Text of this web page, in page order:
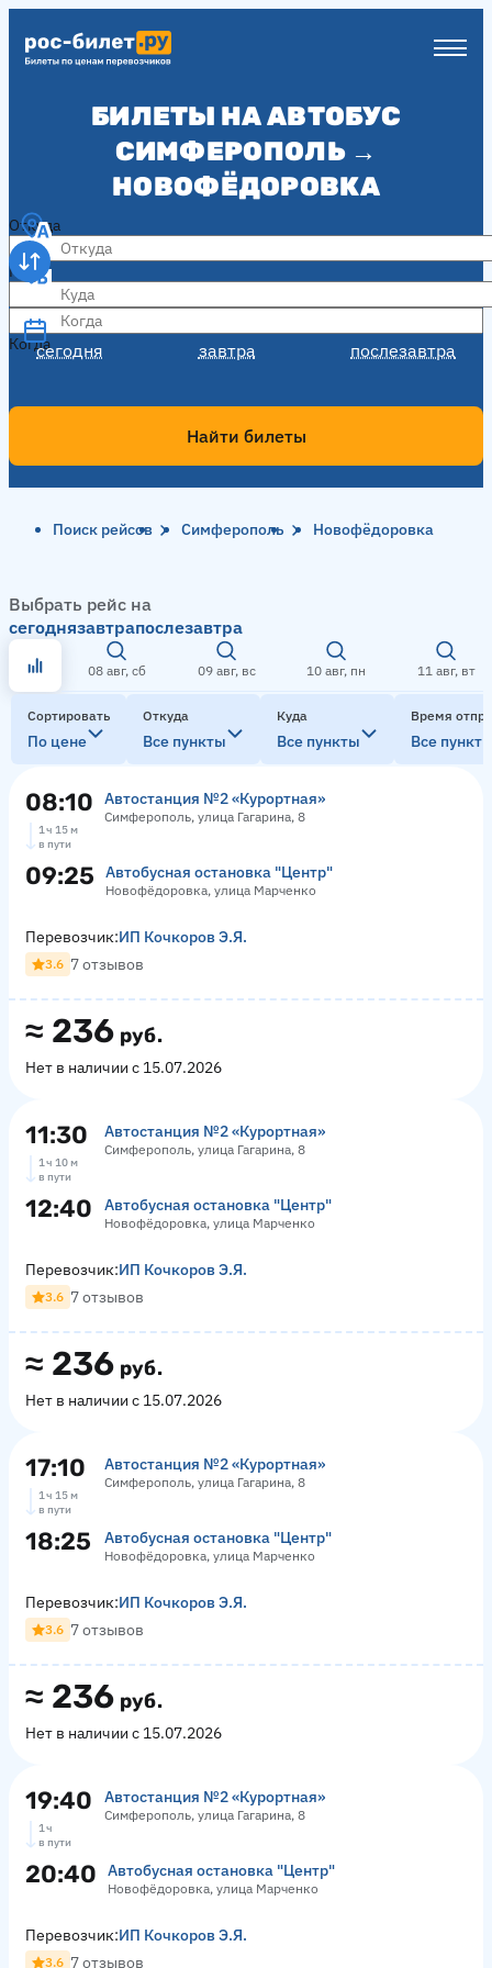
БИЛЕТЫ НА АВТОБУС
СИМФЕРОПОЛЬ →
НОВОФЁДОРОВКА
Откуда
Куда
Когда
сегодня завтра послезавтра
Когда
Найти билеты
Поиск рейсов Симферополь Новофёдоровка
Выбрать рейс на
сегоднязавтрапослезавтра
08 авг, сб 09 авг, вс 10 авг, пн 11 авг, вт
Сортировать
По цене
Откуда
Все пункты
Куда
Все пункты
Время
Все
08:10 Автостанция №2 «Курортная»
Симферополь, улица Гагарина, 8
1 ч 15 м
в пути
09:25 Автобусная остановка "Центр"
Новофёдоровка, улица Марченко
≈ 236 руб.
Нет в наличии с 15.07.2026
Перевозчик:ИП Кочкоров Э.Я.
3.6 7 отзывов
11:30 Автостанция №2 «Курортная»
Симферополь, улица Гагарина, 8
1 ч 10 м
в пути
12:40 Автобусная остановка "Центр"
Новофёдоровка, улица Марченко
≈ 236 руб.
Нет в наличии с 15.07.2026
Перевозчик:ИП Кочкоров Э.Я.
3.6 7 отзывов
17:10 Автостанция №2 «Курортная»
Симферополь, улица Гагарина, 8
1 ч 15 м
в пути
18:25 Автобусная остановка "Центр"
Новофёдоровка, улица Марченко
≈ 236 руб.
Нет в наличии с 15.07.2026
Перевозчик:ИП Кочкоров Э.Я.
3.6 7 отзывов
19:40 Автостанция №2 «Курортная»
Симферополь, улица Гагарина, 8
1 ч
в пути
20:40 Автобусная остановка "Центр"
Новофёдоровка, улица Марченко
Перевозчик:ИП Кочкоров Э.Я.
3.6 7 отзывов